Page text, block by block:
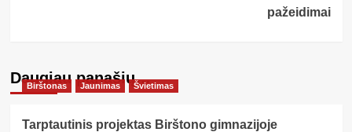
pažeidimai
Daugiau panašių…
Birštonas Jaunimas Švietimas
Tarptautinis projektas Birštono gimnazijoje